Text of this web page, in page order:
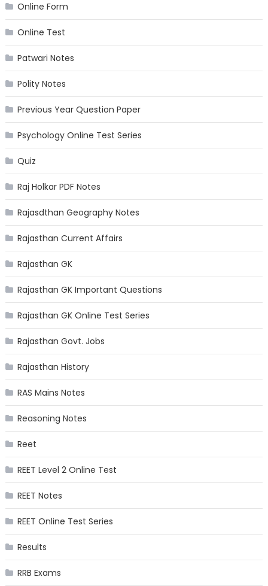
Online Form
Online Test
Patwari Notes
Polity Notes
Previous Year Question Paper
Psychology Online Test Series
Quiz
Raj Holkar PDF Notes
Rajasdthan Geography Notes
Rajasthan Current Affairs
Rajasthan GK
Rajasthan GK Important Questions
Rajasthan GK Online Test Series
Rajasthan Govt. Jobs
Rajasthan History
RAS Mains Notes
Reasoning Notes
Reet
REET Level 2 Online Test
REET Notes
REET Online Test Series
Results
RRB Exams